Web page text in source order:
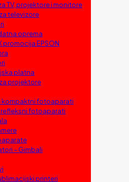
TV, projektore i monitore
televizore
oprema
promocija EPSON
platna
projektore
kompaktni fotoaparati
fotoaparati
– Gimbali
printeri